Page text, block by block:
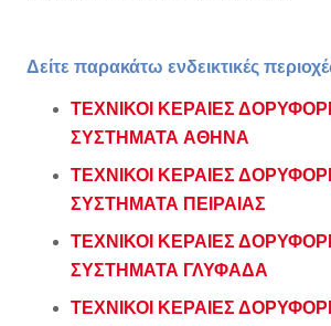
Δείτε παρακάτω ενδεικτικές
ΤΕΧΝΙΚΟΙ ΚΕΡΑΙΕΣ
ΣΥΣΤΗΜΑΤΑ ΑΘΗΝΑ
ΤΕΧΝΙΚΟΙ ΚΕΡΑΙΕΣ
ΣΥΣΤΗΜΑΤΑ ΠΕΙΡΑΙΑΣ
ΤΕΧΝΙΚΟΙ ΚΕΡΑΙΕΣ
ΣΥΣΤΗΜΑΤΑ ΓΛΥΦΑΔΑ
ΤΕΧΝΙΚΟΙ ΚΕΡΑΙΕΣ